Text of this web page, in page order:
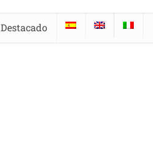
Destacado